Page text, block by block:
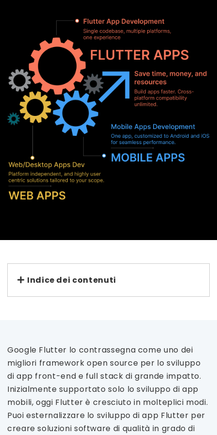
Indice dei contenuti
Google Flutter lo contrassegna come uno dei
migliori framework open source per lo sviluppo
di app front-end e full stack di grande impatto.
Inizialmente supportato solo lo sviluppo di app
mobili, oggi Flutter è cresciuto in molteplici modi.
Puoi esternalizzare lo sviluppo di app Flutter per
creare soluzioni software di qualità in grado di